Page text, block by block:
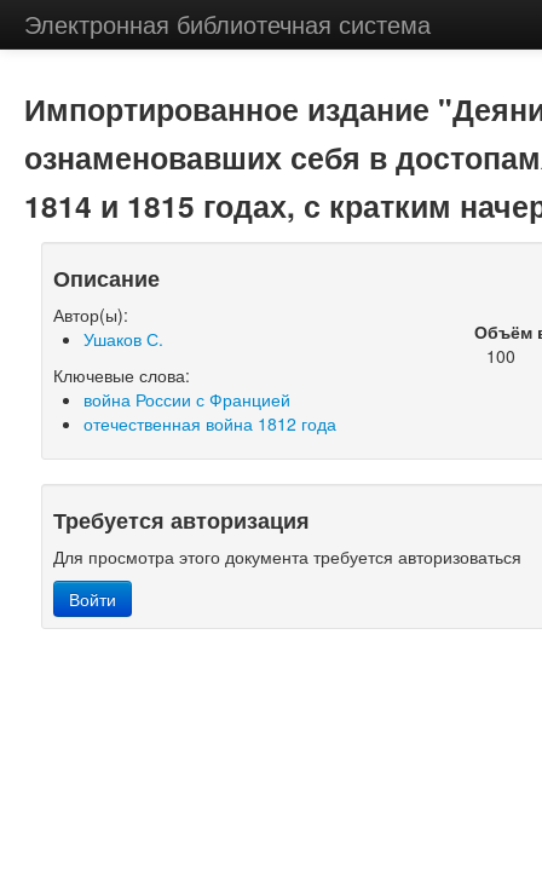
Электронная библиотечная система
Импортированное издание
ознаменовавших себя в
1814 и 1815 годах, с кратким
Описание
Автор(ы):
Ушаков С.
Ключевые слова:
война России с Францией
отечественная война 1812 года
Объём
100
Требуется авторизация
Для просмотра этого документа требуется авторизоваться
Войти